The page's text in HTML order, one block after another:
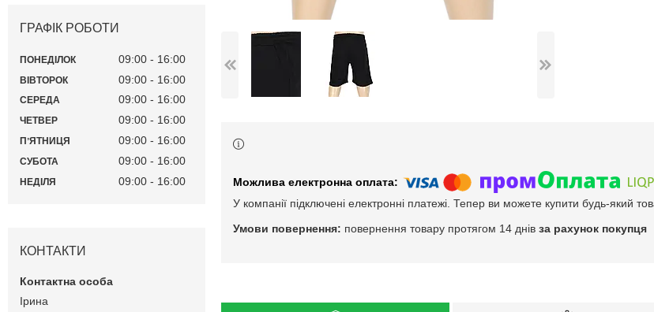
У компанії підключені електронні платежі. Тепер ви можете купити будь-який
повернення товару протягом 14 днів за рахунок покупця
ГРАФІК РОБОТИ
ПОНЕДІЛОК 09:00 16:00
ВІВТОРОК 09:00 16:00
СЕРЕДА 09:00 16:00
ЧЕТВЕР 09:00 16:00
ПʼЯТНИЦЯ 09:00 16:00
СУБОТА 09:00 16:00
НЕДІЛЯ 09:00 16:00
КОНТАКТИ
Ірина